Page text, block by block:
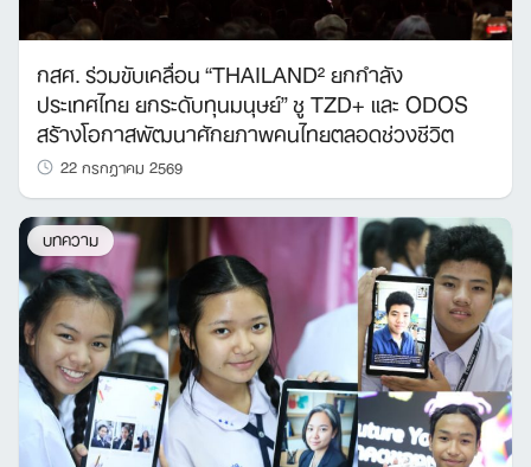
กสศ. ร่วมขับเคลื่อน “THAILAND² ยกกำลัง
ประเทศไทย ยกระดับทุนมนุษย์” ชู TZD+ และ ODOS
สร้างโอกาสพัฒนาศักยภาพคนไทยตลอดช่วงชีวิต
22 กรกฎาคม 2569
บทความ